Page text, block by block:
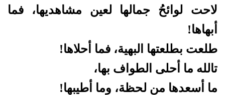
لاحت لوائحُ جمالها لعين مشاهديها، فما
أبهاها!
طلعت بطلعتها البهية، فما أحلاها!
تالله ما أحلى الطواف بها،
ما أسعدها من لحظة، وما أطيبها!